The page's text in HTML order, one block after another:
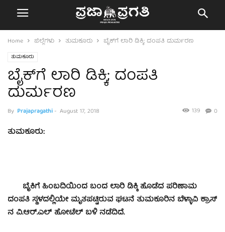
Home ಜಿಲ್ಲೆಗಳು ತುಮಕೂರು ಬೈಕ್‍ಗೆ ಲಾರಿ ಡಿಕ್ಕಿ; ದಂಪತಿ ದುರ್ಮರಣ
ತುಮಕೂರು
ಬೈಕ್‍ಗೆ ಲಾರಿ ಡಿಕ್ಕಿ; ದಂಪತಿ
ದುರ್ಮರಣ
By Prajapragathi- August 17, 2018 0
139
ತುಮಕೂರು:
ಬೈಕಿಗೆ ಹಿಂಬದಿಯಿಂದ ಬಂದ ಲಾರಿ ಡಿಕ್ಕಿ ಹೊಡೆದ ಪರಿಣಾಮ
ದಂಪತಿ ಸ್ಥಳದಲ್ಲಿಯೇ ಮೃತಪಟ್ಟಿರುವ ಘಟನೆ ತುಮಕೂರಿನ ಬೆಳ್ಳಾವಿ ಕ್ರಾಸ್
ನ ವಿ.ಆರ್.ಎಲ್ ಹೋಟೆಲ್ ಬಳಿ ನಡೆದಿದೆ.